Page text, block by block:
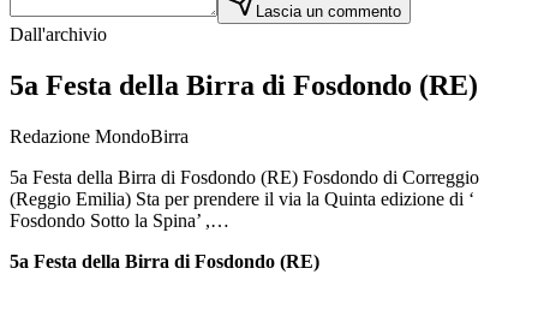
Lascia un commento
Dall'archivio
5a Festa della Birra di Fosdondo (RE)
Redazione MondoBirra
5a Festa della Birra di Fosdondo (RE) Fosdondo di Correggio
(Reggio Emilia) Sta per prendere il via la Quinta edizione di ‘
Fosdondo Sotto la Spina’ ,…
5a Festa della Birra di Fosdondo (RE)